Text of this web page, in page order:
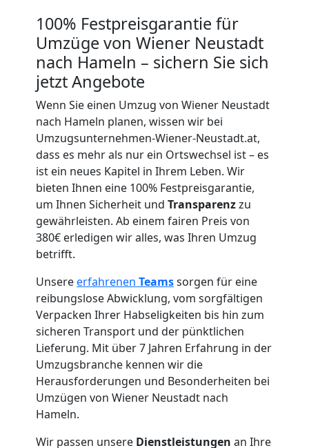
100% Festpreisgarantie für
Umzüge von Wiener Neustadt
nach Hameln – sichern Sie sich
jetzt Angebote
Wenn Sie einen Umzug von Wiener Neustadt
nach Hameln planen, wissen wir bei
Umzugsunternehmen-Wiener-Neustadt.at,
dass es mehr als nur ein Ortswechsel ist – es
ist ein neues Kapitel in Ihrem Leben. Wir
bieten Ihnen eine 100% Festpreisgarantie,
um Ihnen Sicherheit und Transparenzzu
gewährleisten. Ab einem fairen Preis von
380€ erledigen wir alles, was Ihren Umzug
betrifft.
Unsereerfahrenen Teamssorgen für eine
reibungslose Abwicklung, vom sorgfältigen
Verpacken Ihrer Habseligkeiten bis hin zum
sicheren Transport und der pünktlichen
Lieferung. Mit über 7 Jahren Erfahrung in der
Umzugsbranche kennen wir die
Herausforderungen und Besonderheiten bei
Umzügen von Wiener Neustadt nach
Hameln.
Wir passen unsere Dienstleistungen an Ihre
LKW
Möbellift
Wiener
Neustadt
Übersiedlung
Wiener
Neustadt
Klaviertransport
Wiener
Neustadt
Privatumzug